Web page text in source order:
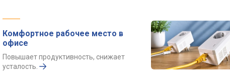
Комфортное рабочее место в
офисе
Повышает продуктивность, снижает
усталость.